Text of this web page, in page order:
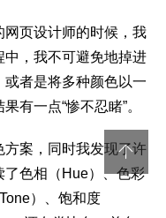
页设计师的时候，我
中，我不可避免地掉进
者是将多种颜色以一
有一点“惨不忍睹”。
案，同时我发现了许
了色相（Hue）、色彩
）、饱和度